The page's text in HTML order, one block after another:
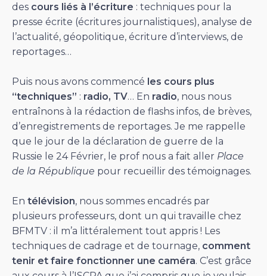
des cours liés à l’écriture : techniques pour la
presse écrite (écritures journalistiques), analyse de
l’actualité, géopolitique, écriture d’interviews, de
reportages…
Puis nous avons commencé les cours plus
“techniques” : radio, TV… En radio, nous nous
entraînons à la rédaction de flashs infos, de brèves,
d’enregistrements de reportages. Je me rappelle
que le jour de la déclaration de guerre de la
Russie le 24 Février, le prof nous a fait aller Place
de la République pour recueillir des témoignages.
En télévision, nous sommes encadrés par
plusieurs professeurs, dont un qui travaille chez
BFMTV : il m’a littéralement tout appris ! Les
techniques de cadrage et de tournage, comment
tenir et faire fonctionner une caméra. C’est grâce